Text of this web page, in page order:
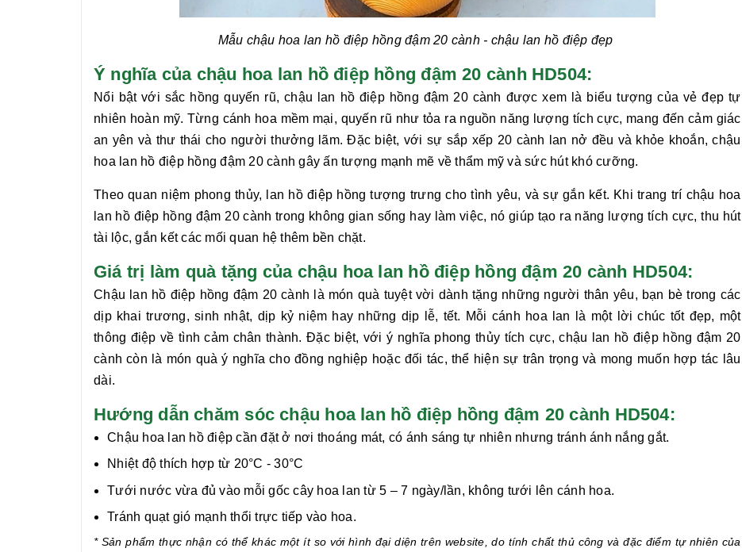
Mẫu chậu hoa lan hồ điệp hồng đậm 20 cành- chậu lan hồ điệp đẹp
Ý nghĩa của chậu hoa lan hồ điệp hồng đậm 20 cành HD504:
Nổi bật với sắc hồng quyến rũ, chậu lan hồ điệp hồng đậm 20 cành được xem là biểu tượng của vẻ đẹp tự
nhiên hoàn mỹ. Từng cánh hoa mềm mại, quyến rũ như tỏa ra nguồn năng lượng tích cực, mang đến cảm giác
an yên và thư thái cho người thưởng lãm. Đặc biệt, với sự sắp xếp 20 cành lan nở đều và khỏe khoắn, chậu
hoa lan hồ điệp hồng đậm 20 cành gây ấn tượng mạnh mẽ về thẩm mỹ và sức hút khó cưỡng.
Theo quan niệm phong thủy, lan hồ điệp hồng tượng trưng cho tình yêu, và sự gắn kết. Khi trang trí chậu hoa
lan hồ điệp hồng đậm 20 cành trong không gian sống hay làm việc, nó giúp tạo ra năng lượng tích cực, thu hút
tài lộc, gắn kết các mối quan hệ thêm bền chặt.
Giá trị làm quà tặng của chậu hoa lan hồ điệp hồng đậm 20 cành HD504:
Chậu lan hồ điệp hồng đậm 20 cành là món quà tuyệt vời dành tặng những người thân yêu, bạn bè trong các
dịp khai trương, sinh nhật, dịp kỷ niệm hay những dịp lễ, tết. Mỗi cánh hoa lan là một lời chúc tốt đẹp, một
thông điệp về tình cảm chân thành. Đặc biệt, với ý nghĩa phong thủy tích cực, chậu
lan hồ điệp hồng đậm 20
cành còn là món quà ý nghĩa cho đồng nghiệp hoặc đối tác, thể hiện sự trân trọng và mong muốn hợp tác lâu
dài.
Hướng dẫn chăm sóc chậu hoa lan hồ điệp hồng đậm 20 cành HD504:
Chậu hoa lan hồ điệp cần đặt ở nơi thoáng mát, có ánh sáng tự nhiên nhưng tránh ánh nắng gắt.
Nhiệt độ thích hợp từ 20°C - 30°C
Tưới nước vừa đủ vào mỗi gốc cây hoa lan từ 5 – 7 ngày/lần, không tưới lên cánh hoa.
Tránh quạt gió mạnh thổi trực tiếp vào hoa.
* Sản phẩm thực nhận có thể khác một ít so với hình đại diện trên website, do tính chất thủ công và đặc điểm tự nhiên của